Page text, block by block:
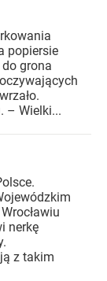
popiersie
do grona
– Wielki...
nerkę
z takim